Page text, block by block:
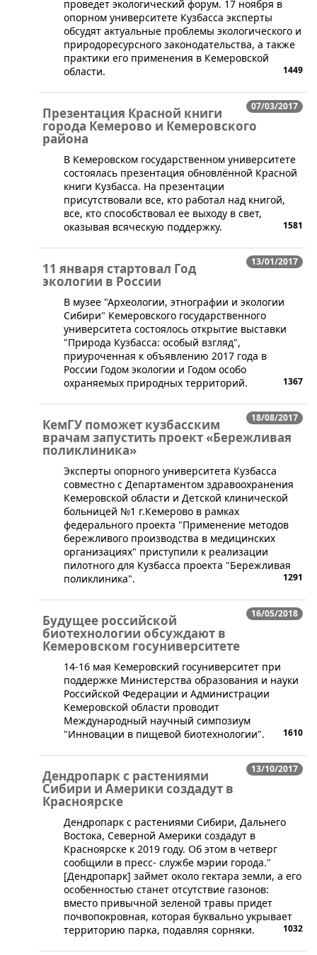
проведет экологический форум. 17 ноября в
опорном университете Кузбасса эксперты
обсудят актуальные проблемы экологического и
природоресурсного законодательства, а также
практики его применения в Кемеровской
области.
1449
07/03/2017
Презентация Красной книги
города Кемерово и Кемеровского
района
В Кемеровском государственном университете
состоялась презентация обновлённой Красной
книги Кузбасса. На презентации
присутствовали все, кто работал над книгой,
все, кто способствовал ее выходу в свет,
оказывая всяческую поддержку.
1581
13/01/2017
11 января стартовал Год
экологии в России
В музее "Археологии, этнографии и экологии
Сибири" Кемеровского государственного
университета состоялось открытие выставки
"Природа Кузбасса: особый взгляд",
приуроченная к объявлению 2017 года в
России Годом экологии и Годом особо
охраняемых природных территорий.
1367
18/08/2017
КемГУ поможет кузбасским
врачам запустить проект «Бережливая
поликлиника»
​Эксперты опорного университета Кузбасса
совместно с Департаментом здравоохранения
Кемеровской области и Детской клинической
больницей №1 г.Кемерово в рамках
федерального проекта "Применение методов
бережливого производства в медицинских
организациях" приступили к реализации
пилотного для Кузбасса проекта "Бережливая
поликлиника".
1291
16/05/2018
Будущее российской
биотехнологии обсуждают в
Кемеровском госуниверситете
​14-16 мая Кемеровский госуниверситет при
поддержке Министерства образования и науки
Российской Федерации и Администрации
Кемеровской области проводит
Международный научный симпозиум
"Инновации в пищевой биотехнологии".
1610
13/10/2017
Дендропарк с растениями
Сибири и Америки создадут в
Красноярске
Дендропарк с растениями Сибири, Дальнего
Востока, Северной Америки создадут в
Красноярске к 2019 году. Об этом в четверг
сообщили в пресс- службе мэрии города."
[Дендропарк] займет около гектара земли, а его
особенностью станет отсутствие газонов:
вместо привычной зеленой травы придет
почвопокровная, которая буквально укрывает
территорию парка, подавляя сорняки.
1032